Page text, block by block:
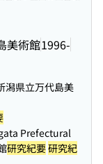
美術館1996-
潟県立万代島美
Prefectural
研究紀要研究紀